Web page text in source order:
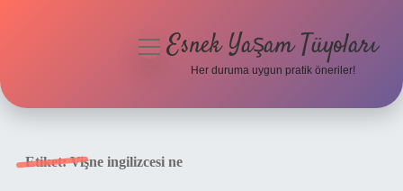
menüyüEsnek Yaşam Tüyoları
Her duruma uygun pratik öneriler!
Etiket:Vişne ingilizcesi ne